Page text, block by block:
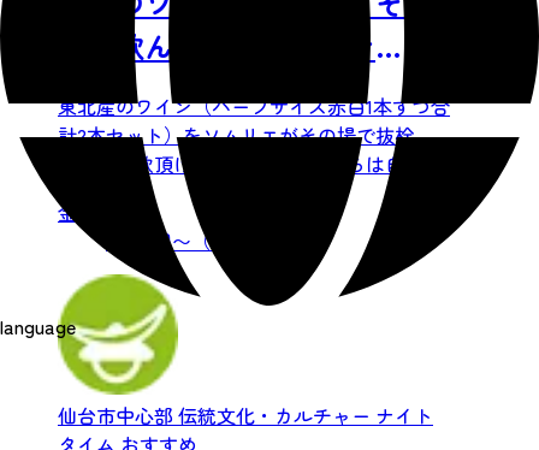
language
場で飲んで楽しむワイン
SHOP体験！
東北産のワイン（ハーフサイズ赤白1本ずつ合
計2本セット）をソムリエがその場で抜栓
し、ご試飲頂けます。ソムリエからは自然豊
かな東北地方から生まれる...
金額：
1,500 円〜（税込）
仙台市中心部 伝統文化・カルチャー ナイト
タイム おすすめ